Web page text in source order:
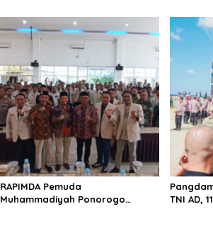
RAPIMDA Pemuda
Muhammadiyah Ponorogo
TNI AD,